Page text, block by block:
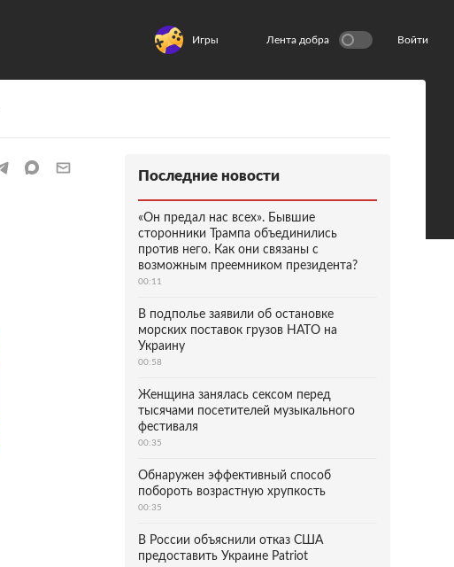
Игры Лента добра Войти
Последние новости
«Он предал нас всех». Бывшие
сторонники Трампа объединились
против него. Как они связаны с
возможным преемником президента?
00:11
В подполье заявили об остановке
морских поставок грузов НАТО на
Украину
00:58
Женщина занялась сексом перед
тысячами посетителей музыкального
фестиваля
00:35
Обнаружен эффективный способ
побороть возрастную хрупкость
00:35
В России объяснили отказ США
предоставить Украине Patriot